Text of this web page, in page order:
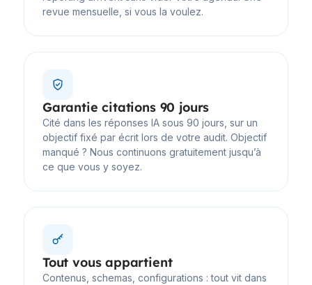
revue mensuelle, si vous la voulez.
Garantie citations 90 jours
Cité dans les réponses IA sous 90 jours, sur un
objectif fixé par écrit lors de votre audit. Objectif
manqué ? Nous continuons gratuitement jusqu’à
ce que vous y soyez.
Tout vous appartient
Contenus, schemas, configurations : tout vit dans